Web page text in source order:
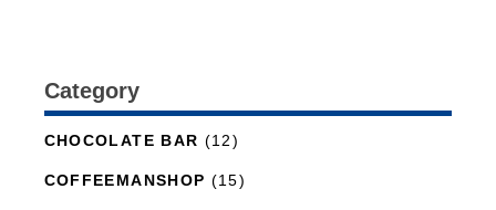
Category
CHOCOLATE BAR (12)
COFFEEMANSHOP (15)